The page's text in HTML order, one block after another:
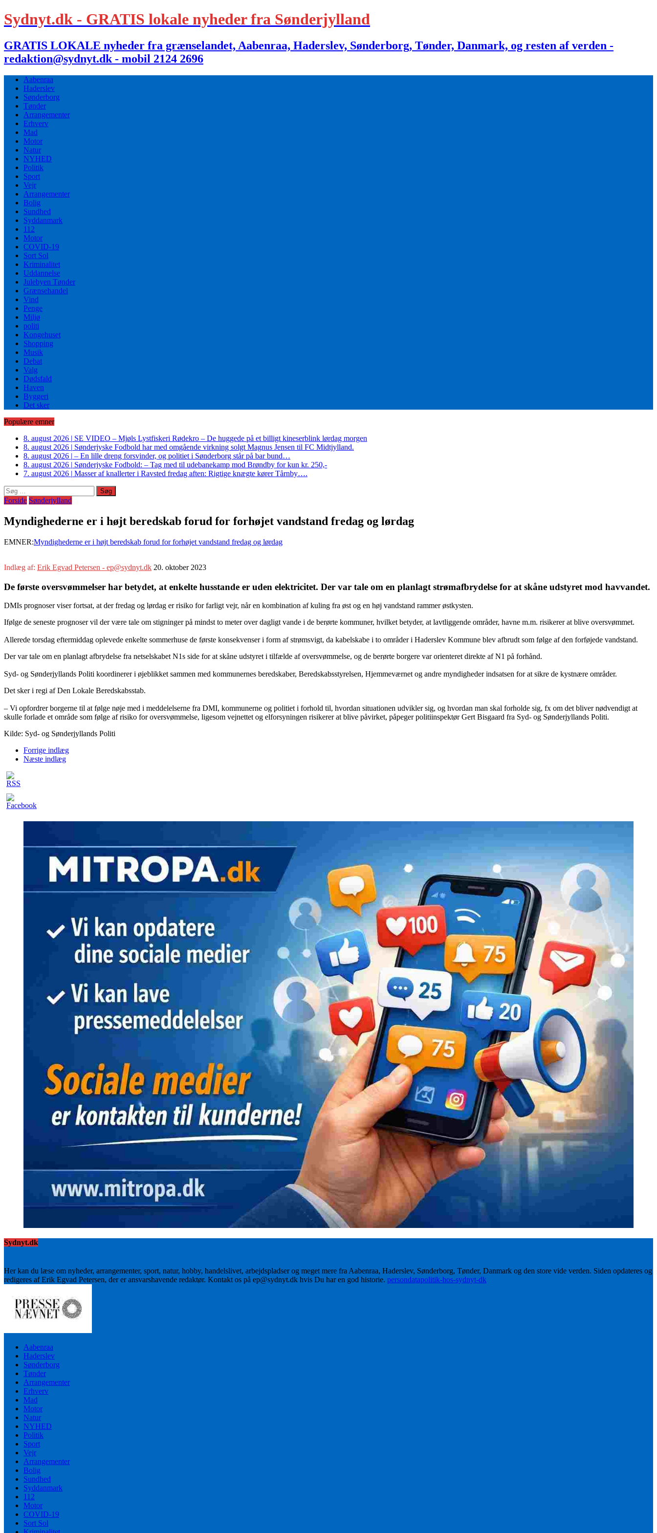
Sydnyt.dk - GRATIS lokale nyheder fra Sønderjylland
GRATIS LOKALE nyheder fra grænselandet, Aabenraa, Haderslev, Sønderborg, Tønder, Danmark, og resten af verden -
redaktion@sydnyt.dk - mobil 2124 2696
Aabenraa
Haderslev
Sønderborg
Tønder
Arrangementer
Erhverv
Mad
Motor
Natur
NYHED
Politik
Sport
Vejr
Arrangementer
Bolig
Sundhed
Syddanmark
112
Motor
COVID-19
Sort Sol
Kriminalitet
Uddannelse
Julebyen Tønder
Grænsehandel
Vind
Penge
Miljø
politi
Kongehuset
Shopping
Musik
Debat
Valg
Dødsfald
Haven
Byggeri
Det sker
Populære emner
8. august 2026 | SE VIDEO – Mjøls Lystfiskeri Rødekro – De huggede på et billigt kineserblink lørdag morgen
8. august 2026 | Sønderjyske Fodbold har med omgående virkning solgt Magnus Jensen til FC Midtjylland.
8. august 2026 | – En lille dreng forsvinder, og politiet i Sønderborg står på bar bund…
8. august 2026 | Sønderjyske Fodbold: – Tag med til udebanekamp mod Brøndby for kun kr. 250,-
7. august 2026 | Masser af knallerter i Ravsted fredag aften: Rigtige knægte kører Tårnby….
Søg
efter:
Forside Sønderjylland
Myndighederne er i højt beredskab forud for forhøjet vandstand fredag og lørdag
EMNER:Myndighederne er i højt beredskab forud for forhøjet vandstand fredag og lørdag
Indlæg af: Erik Egvad Petersen - ep@sydnyt.dk 20. oktober 2023
De første oversvømmelser har betydet, at enkelte husstande er uden elektricitet. Der var tale om en planlagt strømafbrydelse for at skåne udstyret mod havvandet.
DMIs prognoser viser fortsat, at der fredag og lørdag er risiko for farligt vejr, når en kombination af kuling fra øst og en høj vandstand rammer østkysten.
Ifølge de seneste prognoser vil der være tale om stigninger på mindst to meter over dagligt vande i de berørte kommuner, hvilket betyder, at lavtliggende områder, havne m.m. risikerer at blive oversvømmet.
Allerede torsdag eftermiddag oplevede enkelte sommerhuse de første konsekvenser i form af strømsvigt, da kabelskabe i to områder i Haderslev Kommune blev afbrudt som følge af den forføjede vandstand.
Der var tale om en planlagt afbrydelse fra netselskabet N1s side for at skåne udstyret i tilfælde af oversvømmelse, og de berørte borgere var orienteret direkte af N1 på forhånd.
Syd- og Sønderjyllands Politi koordinerer i øjeblikket sammen med kommunernes beredskaber, Beredskabsstyrelsen, Hjemmeværnet og andre myndigheder indsatsen for at sikre de kystnære områder.
Det sker i regi af Den Lokale Beredskabsstab.
– Vi opfordrer borgerne til at følge nøje med i meddelelserne fra DMI, kommunerne og politiet i forhold til, hvordan situationen udvikler sig, og hvordan man skal forholde sig, fx om det bliver nødvendigt at
skulle forlade et område som følge af risiko for oversvømmelse, ligesom vejnettet og elforsyningen risikerer at blive påvirket, påpeger politiinspektør Gert Bisgaard fra Syd- og Sønderjyllands Politi.
Kilde: Syd- og Sønderjyllands Politi
Forrige indlæg
Næste indlæg
Sydnyt.dk
Her kan du læse om nyheder, arrangementer, sport, natur, hobby, handelslivet, arbejdspladser og meget mere fra Aabenraa, Haderslev, Sønderborg, Tønder, Danmark og den store vide verden. Siden opdateres og
redigeres af Erik Egvad Petersen, der er ansvarshavende redaktør. Kontakt os på ep@sydnyt.dk hvis Du har en god historie. persondatapolitik-hos-sydnyt-dk
Aabenraa
Haderslev
Sønderborg
Tønder
Arrangementer
Erhverv
Mad
Motor
Natur
NYHED
Politik
Sport
Vejr
Arrangementer
Bolig
Sundhed
Syddanmark
112
Motor
COVID-19
Sort Sol